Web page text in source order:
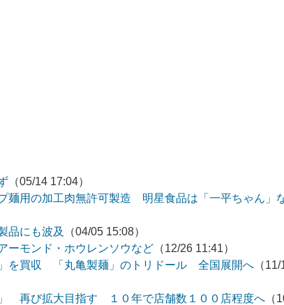
（05/14 17:04）
麺用の加工肉無許可製造 明星食品は「一平ちゃん」
品にも波及
（04/05 15:08）
モンド・ホウレンソウなど （12/26 11:41）
を買収 「丸亀製麺」のトリドール 全国展開へ （
再び拡大目指す １０年で店舗数１００店程度へ （